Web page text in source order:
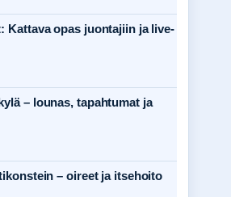
Kattava opas juontajiin ja live-
– lounas, tapahtumat ja
– oireet ja itsehoito